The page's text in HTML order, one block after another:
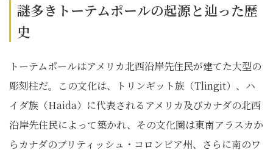
謎多きトーテムポールの起源と辿った歴
史
トーテムポールはアメリカ北西沿岸先住民が建てた大型の
彫刻柱だ。この文化は、トリンギット族（Tlingit）、ハ
イダ族（Haida）に代表されるアメリカ及びカナダの北西
沿岸先住民によって築かれ、その文化圏は東南アラスカか
らカナダのブリティッシュ・コロンビア州、さらに南のワ